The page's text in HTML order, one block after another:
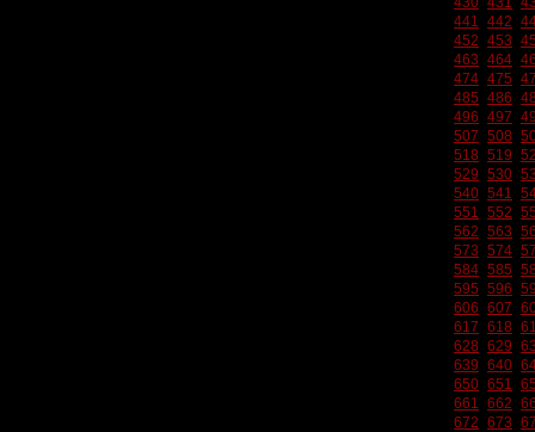
441 442
452 453
463 464
474 475
485 486
496 497
507 508
518 519
529 530
540 541
551 552
562 563
573 574
584 585
595 596
606 607
617 618
628 629
639 640
650 651
661 662
672 673